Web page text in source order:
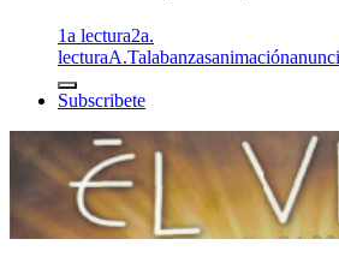
1a lectura2a.
lecturaA.Talabanzasanimación
Subscribete